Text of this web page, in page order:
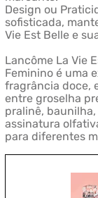
Design ou
sofisticada,
Vie Est Belle e
Lancôme La Vie
Feminino é uma
fragrância doce,
entre groselha
pralinê,
assinatura
para diferentes